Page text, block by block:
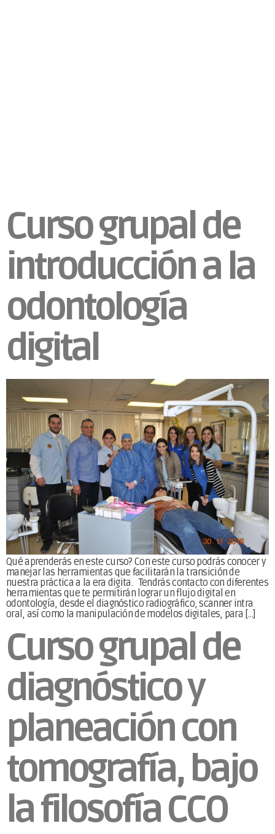
Curso grupal de
introducción a la
odontología
digital​
Qué aprenderás en este curso? Con este curso podrás conocer y
manejar las herramientas que facilitarán la transición de
nuestra práctica a la era digita. Tendrás contacto con diferentes
herramientas que te permitirán lograr un flujo digital en
odontología, desde el diagnóstico radiográfico, scanner intra
oral, así como la manipulación de modelos digitales, para […]
Curso grupal de
diagnóstico y
planeación con
tomografía, bajo
la filosofía CCO